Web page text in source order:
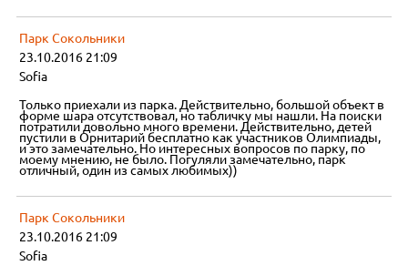
Парк Сокольники
23.10.2016 21:09
Sofia
Только приехали из парка. Действительно, большой объект в
форме шара отсутствовал, но табличку мы нашли. На поиски
потратили довольно много времени. Действительно, детей
пустили в Орнитарий бесплатно как участников Олимпиады,
и это замечательно. Но интересных вопросов по парку, по
моему мнению, не было. Погуляли замечательно, парк
отличный, один из самых любимых))
Парк Сокольники
23.10.2016 21:09
Sofia